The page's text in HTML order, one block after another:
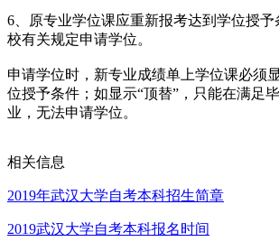
6、原专业学位课应重新报考达到学位授
校有关规定申请学位。
申请学位时，新专业成绩单上学位课必须
位授予条件；如显示“顶替”，只能在满足
业，无法申请学位。
相关信息
2019年武汉大学自考本科招生简章
2019武汉大学自考本科报名时间